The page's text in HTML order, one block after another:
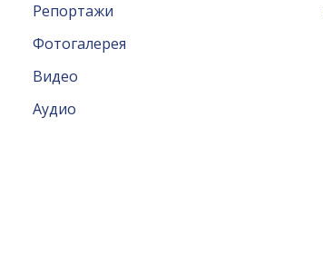
Репортажи
Фотогалерея
Видео
Аудио